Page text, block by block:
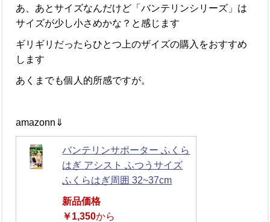
あ、あとサイズなんだけど「バンテリンシリーズ」は
サイズが少し小さめかな？と感じます
ギリギリだったらひとつ上のザイズの購入をおすすめ
します
あくまでも個人的所感ですが。
amazonn⇓
バンテリンサポーター ふくら
はぎ アシスト ふつうサイズ
ふくらはぎ周囲 32~37cm
新品価格
￥1,350から